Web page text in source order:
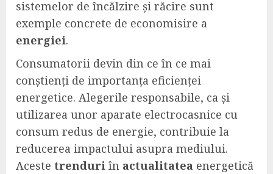
sistemelor de încălzire și răcire sunt
exemple concrete de economisire a
energiei.
Consumatorii devin din ce în ce mai
conștienți de importanța eficienței
energetice. Alegerile responsabile, ca și
utilizarea unor aparate electrocasnice cu
consum redus de energie, contribuie la
reducerea impactului asupra mediului.
Aceste trenduri în actualitatea energetică